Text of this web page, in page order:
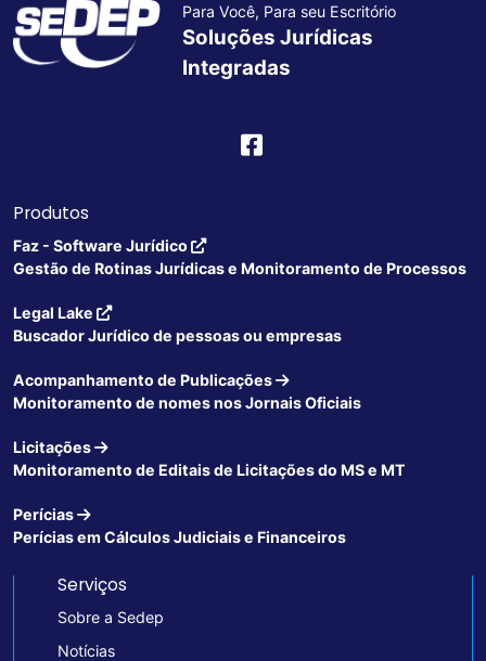
Para Você, Para seu Escritório
Soluções Jurídicas
Integradas
Produtos
Faz - Software Jurídico
Gestão de Rotinas Jurídicas e Monitoramento de Processos
Legal Lake
Buscador Jurídico de pessoas ou empresas
Acompanhamento de Publicações
Monitoramento de nomes nos Jornais Oficiais
Licitações
Monitoramento de Editais de Licitações do MS e MT
Perícias
Perícias em Cálculos Judiciais e Financeiros
Serviços
Sobre a Sedep
Notícias